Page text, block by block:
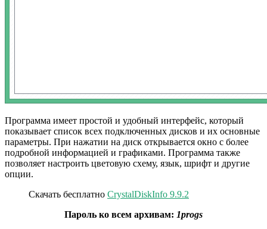
Программа имеет простой и удобный интерфейс, который
показывает список всех подключенных дисков и их основные
параметры. При нажатии на диск открывается окно с более
подробной информацией и графиками. Программа также
позволяет настроить цветовую схему, язык, шрифт и другие
опции.
Скачать бесплатно CrystalDiskInfo 9.9.2
Пароль ко всем архивам: 1progs